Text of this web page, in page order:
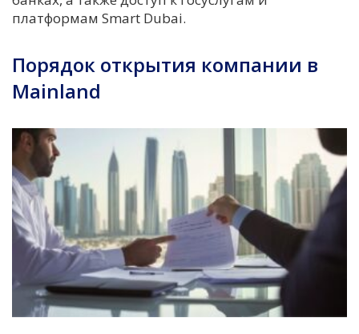
платформам Smart Dubai.
Порядок открытия компании в
Mainland